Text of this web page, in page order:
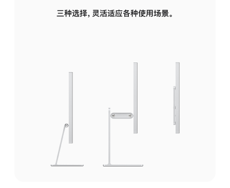
三种选择，灵活适应各种使用场景。